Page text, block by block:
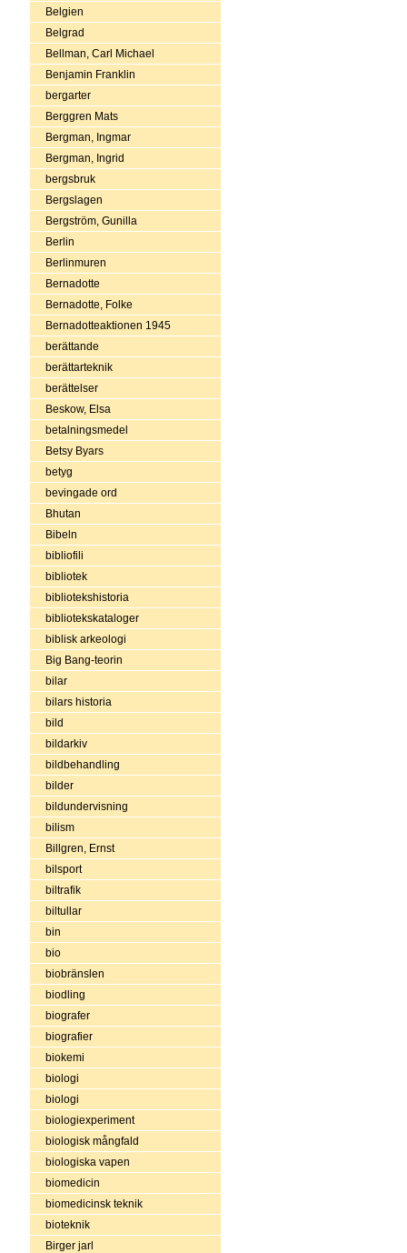
Belgien
Belgrad
Bellman, Carl Michael
Benjamin Franklin
bergarter
Berggren Mats
Bergman, Ingmar
Bergman, Ingrid
bergsbruk
Bergslagen
Bergström, Gunilla
Berlin
Berlinmuren
Bernadotte
Bernadotte, Folke
Bernadotteaktionen 1945
berättande
berättarteknik
berättelser
Beskow, Elsa
betalningsmedel
Betsy Byars
betyg
bevingade ord
Bhutan
Bibeln
bibliofili
bibliotek
bibliotekshistoria
bibliotekskataloger
biblisk arkeologi
Big Bang-teorin
bilar
bilars historia
bild
bildarkiv
bildbehandling
bilder
bildundervisning
bilism
Billgren, Ernst
bilsport
biltrafik
biltullar
bin
bio
biobränslen
biodling
biografer
biografier
biokemi
biologi
biologi
biologiexperiment
biologisk mångfald
biologiska vapen
biomedicin
biomedicinsk teknik
bioteknik
Birger jarl